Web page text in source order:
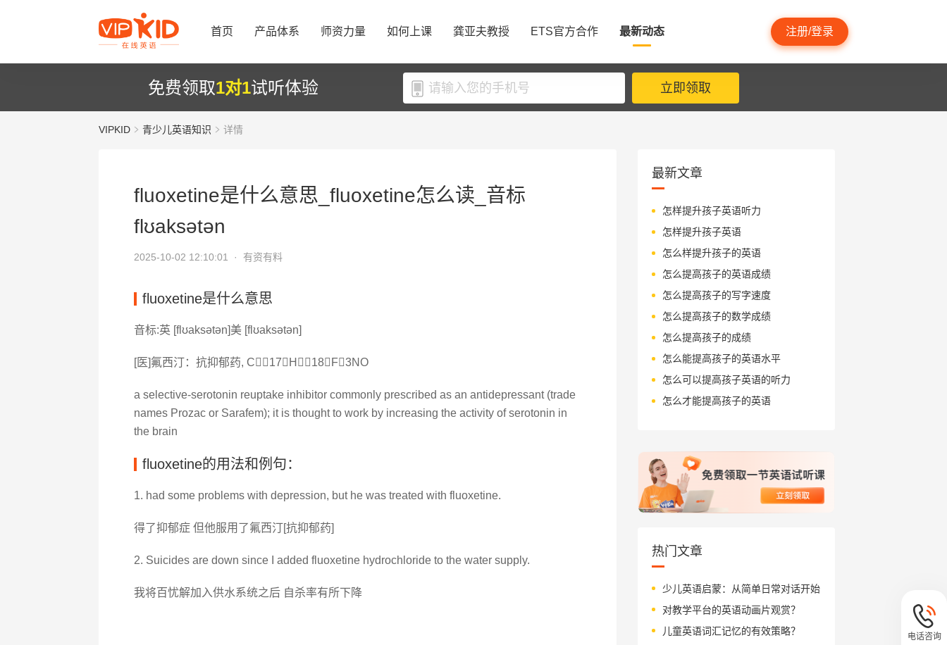
首页 产品体系 师资力量 如何上课 龚亚夫教授 ETS官方合作 最新动态 注册/登录
免费领取1对1试听体验 立即领取
VIPKID 青少儿英语知识 详情
fluoxetine是什么意思_fluoxetine怎么读_音标
flʊaksətən
2025-10-02 12:10:01 · 有资有料
fluoxetine是什么意思
音标:英 [flʊaksətən]美 [flʊaksətən]
[医]氟西汀：抗抑郁药, C17H18F3NO
a selective-serotonin reuptake inhibitor commonly prescribed as an antidepressant (trade
names Prozac or Sarafem); it is thought to work by increasing the activity of serotonin in
the brain
fluoxetine的用法和例句：
1. had some problems with depression, but he was treated with fluoxetine.
得了抑郁症 但他服用了氟西汀[抗抑郁药]
2. Suicides are down since I added fluoxetine hydrochloride to the water supply.
我将百忧解加入供水系统之后 自杀率有所下降
最新文章
怎样提升孩子英语听力
怎样提升孩子英语
怎么样提升孩子的英语
怎么提高孩子的英语成绩
怎么提高孩子的写字速度
怎么提高孩子的数学成绩
怎么提高孩子的成绩
怎么能提高孩子的英语水平
怎么可以提高孩子英语的听力
怎么才能提高孩子的英语
热门文章
少儿英语启蒙：从简单日常对话开始
对教学平台的英语动画片观赏？
儿童英语词汇记忆的有效策略？
电话咨询